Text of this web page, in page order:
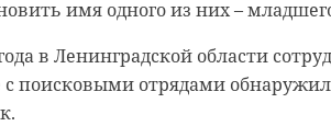
имя одного из них –
в Ленинградской области
с поисковыми отрядами
время сотрудниками
устанавливаются все
в сообщении,